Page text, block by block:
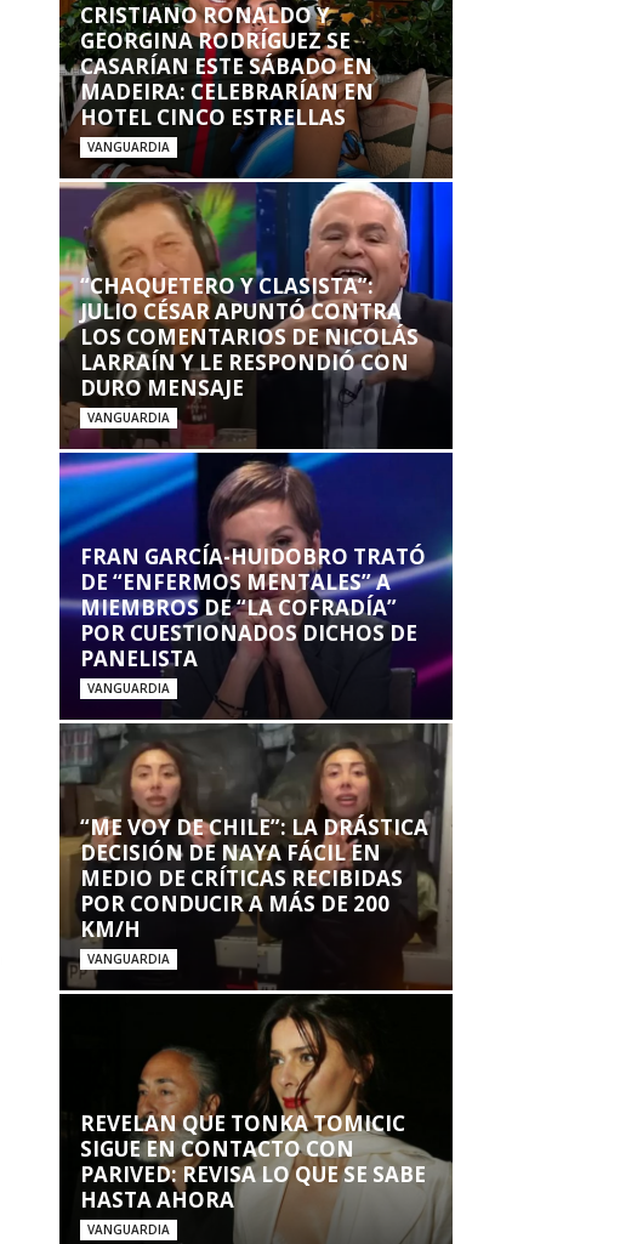
CRISTIANO RONALDO Y
GEORGINA RODRÍGUEZ SE
CASARÍAN ESTE SÁBADO EN
MADEIRA: CELEBRARÍAN EN
HOTEL CINCO ESTRELLAS
VANGUARDIA
“CHAQUETERO Y CLASISTA”:
JULIO CÉSAR APUNTÓ CONTRA
LOS COMENTARIOS DE NICOLÁS
LARRAÍN Y LE RESPONDIÓ CON
DURO MENSAJE
VANGUARDIA
FRAN GARCÍA-HUIDOBRO TRATÓ
DE “ENFERMOS MENTALES” A
MIEMBROS DE “LA COFRADÍA”
POR CUESTIONADOS DICHOS DE
PANELISTA
VANGUARDIA
“ME VOY DE CHILE”: LA DRÁSTICA
DECISIÓN DE NAYA FÁCIL EN
MEDIO DE CRÍTICAS RECIBIDAS
POR CONDUCIR A MÁS DE 200
KM/H
VANGUARDIA
REVELAN QUE TONKA TOMICIC
SIGUE EN CONTACTO CON
PARIVED: REVISA LO QUE SE SABE
HASTA AHORA
VANGUARDIA